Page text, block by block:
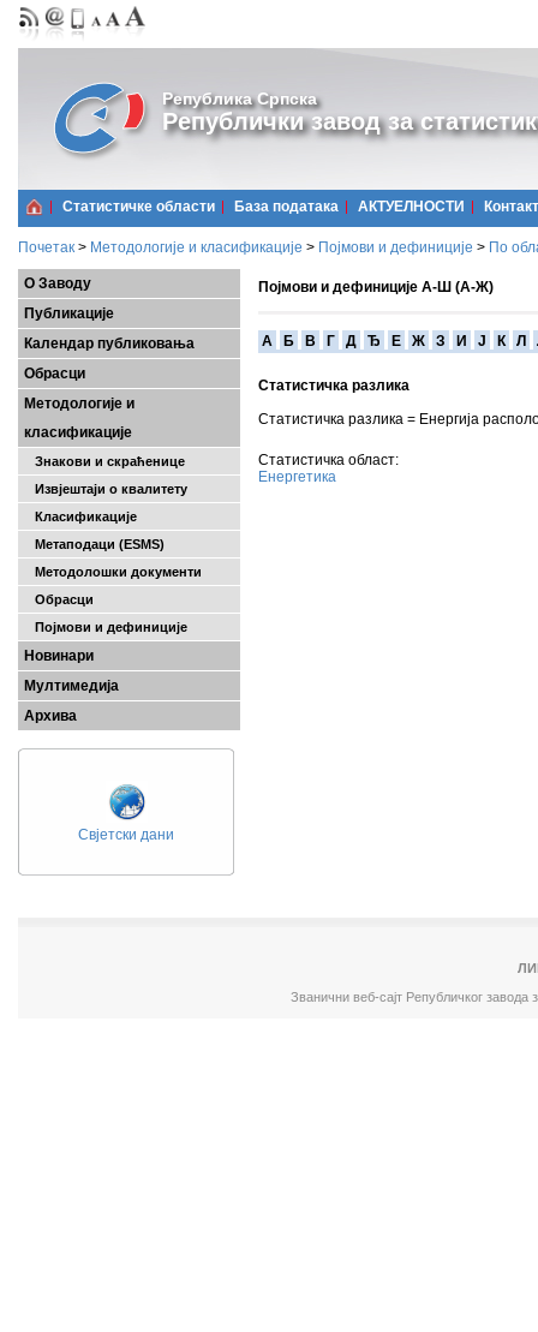
Република Српска
Републички завод за
Статистичке области Базa података АКТУЕЛНОСТИ Контакт
Почетак > Методологије и класификације > Појмови и дефиниције > По
О Заводу
Публикације
Календар публиковања
Обрасци
Методологије и
класификације
Знакови и скраћенице
Извјештаји о квалитету
Класификације
Метаподаци (ESMS)
Методолошки документи
Обрасци
Појмови и дефиниције
Новинари
Мултимедија
Архива
Свјетски дани
Појмови и дефиниције А-Ш (А-Ж)
A Б В Г Д Ђ Е Ж З И Ј К Л
Статистичка разлика
Статистичка разлика = Енергија
Статистичка област:
Енергетика
Званични веб-сајт Републичког